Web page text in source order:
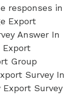
responses in
Export
Answer In
Export
Group
Survey In
Export Survey